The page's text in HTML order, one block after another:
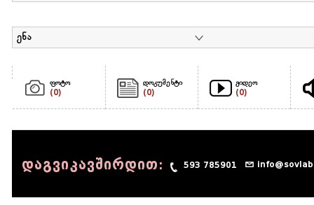
ენა
ფოტო
(0)
დოკუმენტი
(0)
ვიდეო
(0)
დაგვიკავშირდით: 593 785901